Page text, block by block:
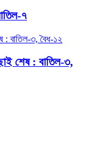
৭
শেষ : বাতিল-৩,